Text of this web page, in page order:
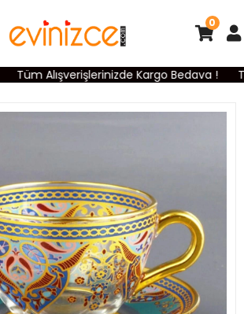
Tüm Alışverişlerinizde Kargo Bedava !
0